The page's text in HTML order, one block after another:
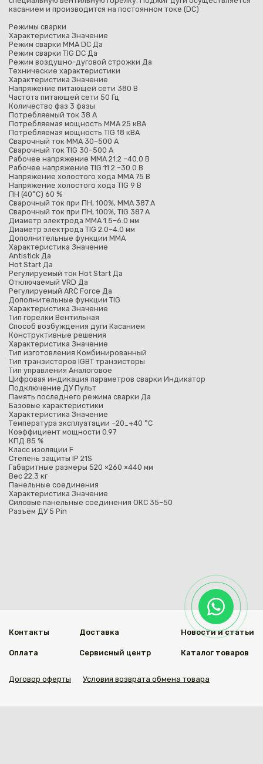
касанием и производится на постоянном токе (DC)
Режимы сварки
Характеристика Значение
Режим сварки MMA DC Да
Режим сварки TIG DC Да
Режим воздушно-дуговой строжки Да
Технические характеристики
Характеристика Значение
Напряжение питающей сети 380 В
Частота питающей сети 50 Гц
Количество фаз 3 фазы
Потребляемый ток 38 А
Потребляемая мощность ММА 25 кВА
Потребляемая мощность TIG 18 кВА
Сварочный ток MMA 30–500 А
Сварочный ток TIG 30–500 А
Рабочее напряжение MMA 21.2 –40.0 В
Рабочее напряжение TIG 11.2 –30.0 В
Напряжение холостого хода MMA 75 В
Напряжение холостого хода TIG 9 В
ПН (40°C) 60 %
Сварочный ток при ПН, 100%, MMA 387 А
Сварочный ток при ПН, 100%, TIG 387 А
Диаметр электрода MMA 1.5–6.0 мм
Диаметр электрода TIG 2.0–4.0 мм
Дополнительные функции MMA
Характеристика Значение
Antistick Да
Hot Start Да
Регулируемый ток Hot Start Да
Отключаемый VRD Да
Регулируемый ARC Force Да
Дополнительные функции TIG
Характеристика Значение
Тип горелки Вентильная
Способ возбуждения дуги Касанием
Конструктивные решения
Характеристика Значение
Тип изготовления Комбинированный
Тип транзисторов IGBT транзисторы
Тип управления Аналоговое
Цифровая индикация параметров сварки Индикатор
Подключение ДУ Пульт
Память последнего режима сварки Да
Базовые характеристики
Характеристика Значение
Температура эксплуатации –20…+40 °C
Коэффициент мощности 0.97
КПД 85 %
Класс изоляции F
Степень защиты IP 21S
Габаритные размеры 520 ×260 ×440 мм
Вес 22.3 кг
Панельные соединения
Характеристика Значение
Силовые панельные соединения ОКС 35–50
Разъём ДУ 5 Pin
Контакты
Оплата
Доставка
Сервисный центр
Новости и статьи
Каталог товаров
Договор оферты Условия возврата обмена товара